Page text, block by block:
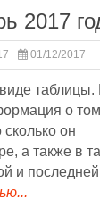
2017
01/12/2017
таблицы.
о
он
а также в
и последней